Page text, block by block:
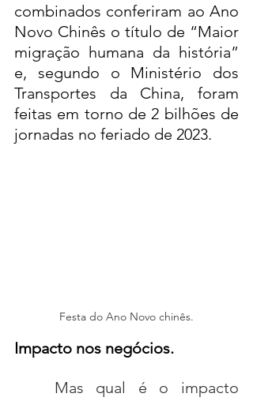
combinados conferiram ao Ano
Novo Chinês o título de “Maior
migração humana da história”
e, segundo o Ministério dos
Transportes da China, foram
feitas em torno de 2 bilhões de
jornadas no feriado de 2023.
Festa do Ano Novo chinês.
Impacto nos negócios.